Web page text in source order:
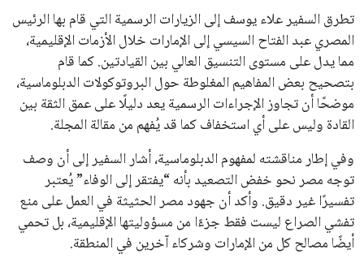
تطرق السفير علاء يوسف إلى الزيارات الرسمية التي قام بها الرئيس
المصري عبد الفتاح السيسي إلى الإمارات خلال الأزمات الإقليمية،
مما يدل على مستوى التنسيق العالي بين القيادتين. كما قام
بتصحيح بعض المفاهيم المغلوطة حول البروتوكولات الدبلوماسية،
موضحًا أن تجاوز الإجراءات الرسمية يعد دليلًا على عمق الثقة بين
القادة وليس على أي استخفاف كما قد يُفهم من مقالة المجلة.
وفي إطار مناقشته لمفهوم الدبلوماسية، أشار السفير إلى أن وصف
توجه مصر نحو خفض التصعيد بأنه “يفتقر إلى الوفاء” يُعتبر
تفسيرًا غير دقيق. وأكد أن جهود مصر الحثيثة في العمل على منع
تفشي الصراع ليست فقط جزءًا من مسؤوليتها الإقليمية، بل تحمي
أيضًا مصالح كل من الإمارات وشركاء آخرين في المنطقة.